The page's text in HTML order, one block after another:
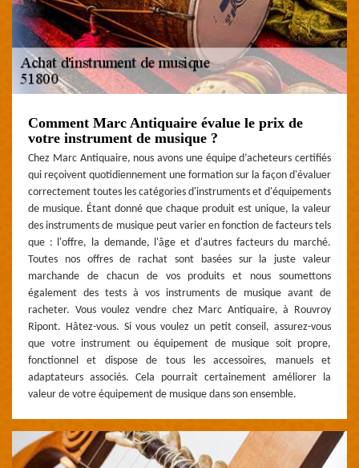
Comment Marc Antiquaire évalue le prix de
votre instrument de musique ?
Chez Marc Antiquaire, nous avons une équipe d’acheteurs certifiés
qui reçoivent quotidiennement une formation sur la façon d'évaluer
correctement toutes les catégories d'instruments et d'équipements
de musique. Étant donné que chaque produit est unique, la valeur
des instruments de musique peut varier en fonction de facteurs tels
que : l'offre, la demande, l'âge et d'autres facteurs du marché.
Toutes nos offres de rachat sont basées sur la juste valeur
marchande de chacun de vos produits et nous soumettons
également des tests à vos instruments de musique avant de
racheter. Vous voulez vendre chez Marc Antiquaire, à Rouvroy
Ripont. Hâtez-vous. Si vous voulez un petit conseil, assurez-vous
que votre instrument ou équipement de musique soit propre,
fonctionnel et dispose de tous les accessoires, manuels et
adaptateurs associés. Cela pourrait certainement améliorer la
valeur de votre équipement de musique dans son ensemble.